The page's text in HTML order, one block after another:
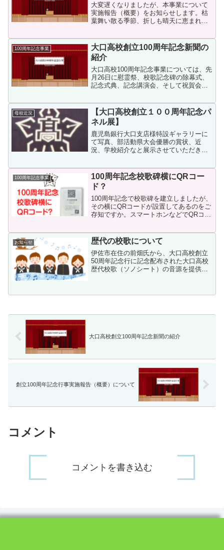
大変遅くなりましたが、本事業について
実施報告（概要）をお知らせします。枯
葉舞い散る季節、折しも晴天に恵まれ、
のうちに実施致しました。当日のスケジ
ュール（実績）は次のとおりです。 実施
日：令和4年11月26...
100周年記念事業
大口高校創立100周年記念新聞の
紹介
大口高校100周年記念事業については、先
月26日に慰霊祭、校歌記念碑の除幕式、
記念式典、記念講演会、そして祝賀会を
ロナウイルス感染症の感染状況を踏ま
え、可能な限りの感染防止対策を取りな
がら規模を縮小して実...
母校近況
【大口高校創立１００周年記念パ
ネル展】
鹿児島銀行大口支店様特設ギャラリーに
て写真、部活動県大会優勝の賞状、近
況、学校紹介なと展示させていただきま
昭和40年代の校舎、太陽国体のグラウン
ド、旧薩摩大口駅での通学の様子などた
くさん写真があります。是...
100周年記念事業
100周年記念校歌碑横にQRコー
ド？
100周年記念で校歌碑を建立しましたが、
その横にQRコードが設置してあるのをご
存知ですか。スマートホンなどでQRコー
口文化会館にて録画された、生徒やPTA
会長（当時）出演の校歌の動画を簡単に
観る事...
お知らせ 歴代の校歌について
伊佐市在住の前畑氏から、大口高校創立
50周年記念行に記念配布された大口高校
歴代校歌（ソノシート）の音源を提供し
起源や歌われた期間等について情報収集
大口高校創立100周年記念新聞の紹介
創立100周年記念行事実施報告（概要）について
コメント
コメントを書き込む